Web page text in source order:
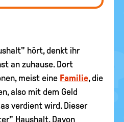
hört, denkt ihr
an zuhause. Dort
meist eine Familie, die
also mit dem Geld
verdient wird. Dieser
Haushalt. Davon